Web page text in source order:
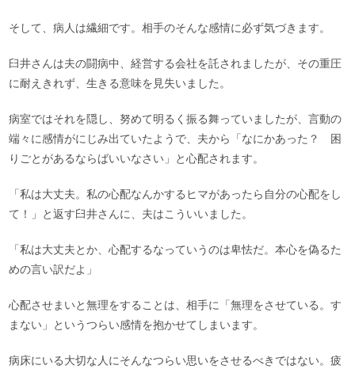
そして、病人は繊細です。相手のそんな感情に必ず気づきます。
臼井さんは夫の闘病中、経営する会社を託されましたが、その重圧
に耐えきれず、生きる意味を見失いました。
病室ではそれを隠し、努めて明るく振る舞っていましたが、言動の
端々に感情がにじみ出ていたようで、夫から「なにかあった？ 困
りごとがあるならばいいなさい」と心配されます。
「私は大丈夫。私の心配なんかするヒマがあったら自分の心配をし
て！」と返す臼井さんに、夫はこういいました。
「私は大丈夫とか、心配するなっていうのは卑怯だ。本心を偽るた
めの言い訳だよ」
心配させまいと無理をすることは、相手に「無理をさせている。す
まない」というつらい感情を抱かせてしまいます。
病床にいる大切な人にそんなつらい思いをさせるべきではない。疲